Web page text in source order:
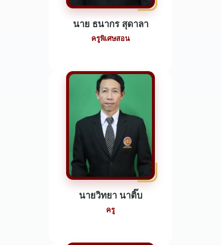
นาย ธนากร สุดาลา
ครูพิเศษสอน
นายวิทยา นาติ๊บ
ครู